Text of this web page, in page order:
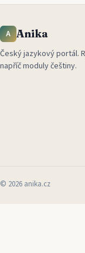
A Anika
Český jazykový portál.
napříč moduly češtiny.
© 2026 anika.cz